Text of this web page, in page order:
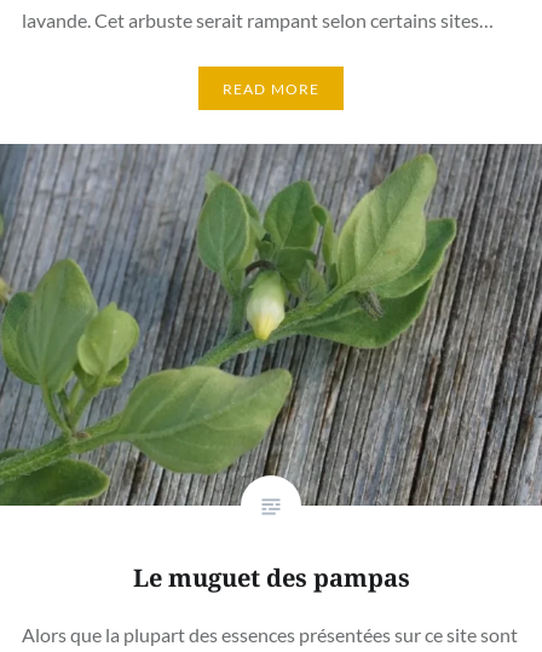
lavande. Cet arbuste serait rampant selon certains sites…
READ MORE
Le muguet des pampas
Alors que la plupart des essences présentées sur ce site sont